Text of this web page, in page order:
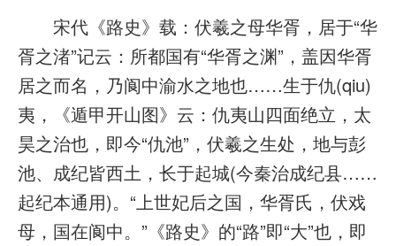
宋代《路史》载：伏羲之母华胥，居于“华
胥之渚”记云：所都国有“华胥之渊”，盖因华胥
居之而名，乃阆中渝水之地也……生于仇(qiu)
夷，《遁甲开山图》云：仇夷山四面绝立，太
昊之治也，即今“仇池”，伏羲之生处，地与彭
池、成纪皆西土，长于起城(今秦治成纪县……
起纪本通用)。“上世妃后之国，华胥氏，伏戏
母，国在阆中。”《路史》的“路”即“大”也，即